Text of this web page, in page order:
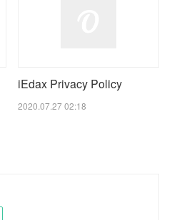
iEdax Privacy Policy
2020.07.27 02:18